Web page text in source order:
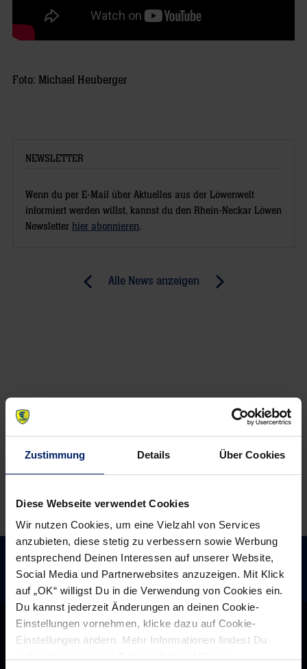
Zustimmung Details Über Cookies
Diese Webseite verwendet Cookies
Wir nutzen Cookies, um eine Vielzahl von Services
anzubieten, diese stetig zu verbessern sowie Werbung
entsprechend Deinen Interessen auf unserer Website,
Social Media und Partnerwebsites anzuzeigen. Mit Klick
auf „OK“ willigst Du in die Verwendung von Cookies ein.
Du kannst jederzeit Änderungen an deinen Cookie-
Einstellungen vornehmen, klicke dazu auf Cookie-
Einstellungen ändern. Mehr Informationen findest Du
Foto: Michael Heuberger
NEWSLETTER
Wenn du per E-Mail über Aktuelles aus der Löwenwelt
informiert werden willst, kannst du den Rhein-Neckar Löwen
Newsletter hier abonnieren.
Handball-
(RNZ)
Alle News anzeigen
Neckar